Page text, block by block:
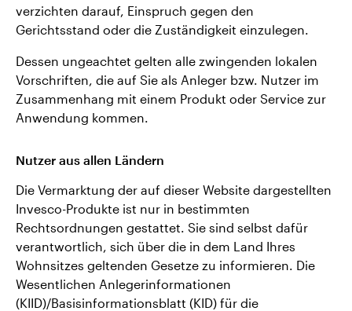
verzichten darauf, Einspruch gegen den
Gerichtsstand oder die Zuständigkeit einzulegen.
Dessen ungeachtet gelten alle zwingenden lokalen
Vorschriften, die auf Sie als Anleger bzw. Nutzer im
Zusammenhang mit einem Produkt oder Service zur
Anwendung kommen.
Nutzer aus allen Ländern
Die Vermarktung der auf dieser Website dargestellten
Invesco-Produkte ist nur in bestimmten
Rechtsordnungen gestattet. Sie sind selbst dafür
verantwortlich, sich über die in dem Land Ihres
Wohnsitzes geltenden Gesetze zu informieren. Die
Wesentlichen Anlegerinformationen
(KIID)/Basisinformationsblatt (KID) für die